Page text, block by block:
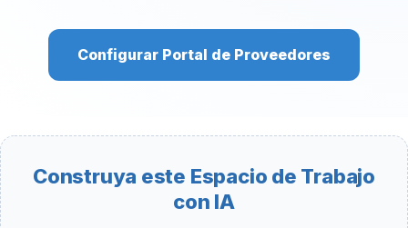
Configurar Portal de Proveedores
Construya este Espacio de Trabajo
con IA